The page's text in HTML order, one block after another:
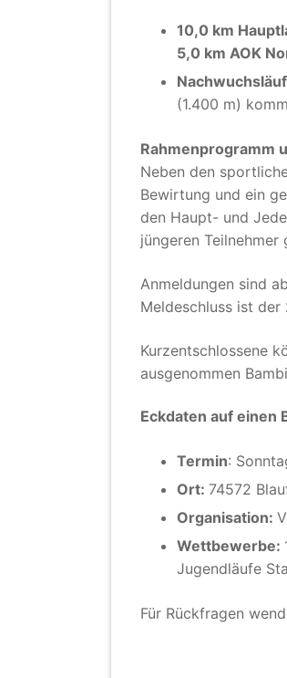
10,0 km
5,0 km AOK
(1.400 m)
Rahmenprogramm
Neben den
Bewirtung und ein
den Haupt- und
jüngeren Teilnehmer
Anmeldungen sind
Meldeschluss ist der
Kurzentschlossene
ausgenommen
Eckdaten auf einen
Termin:
Ort: 74572
Organisation:
Wettbewerbe:
Jugendläufe
Für Rückfragen